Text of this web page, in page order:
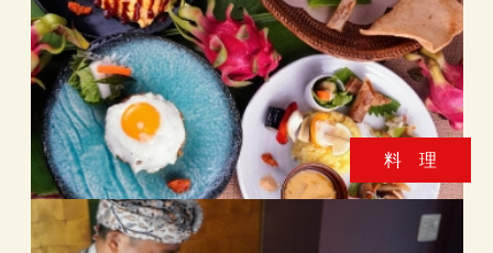
料 理